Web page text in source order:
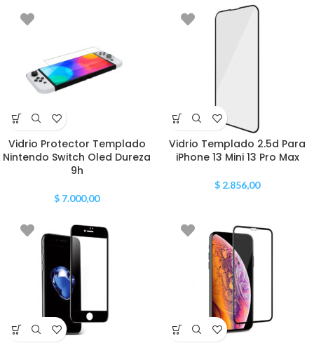
Vidrio Protector Templado
Nintendo Switch Oled Dureza
9h
$ 7.000,00
Vidrio Templado 2.5d Para
iPhone 13 Mini 13 Pro Max
$ 2.856,00